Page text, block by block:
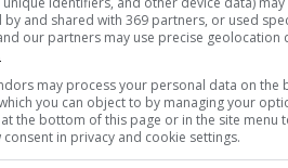
by and shared with 369 partners, or used
our partners may use precise geolocation
may process your personal data on the
you can object to by managing your
the bottom of this page or in the site menu
in privacy and cookie settings.